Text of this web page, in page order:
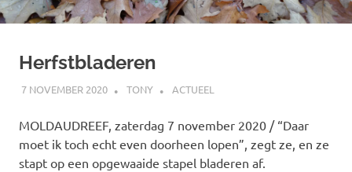
Herfstbladeren
7 NOVEMBER 2020 TONY ACTUEEL
MOLDAUDREEF, zaterdag 7 november 2020 / “Daar
moet ik toch echt even doorheen lopen”, zegt ze, en ze
stapt op een opgewaaide stapel bladeren af.